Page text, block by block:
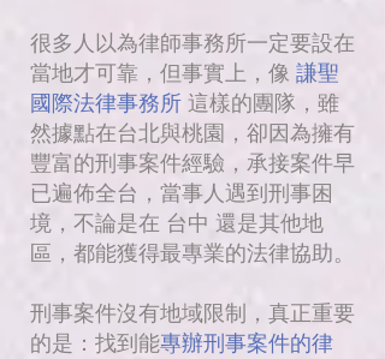
很多人以為律師事務所一定要設在
當地才可靠，但事實上，像 謙聖
國際法律事務所 這樣的團隊，雖
然據點在台北與桃園，卻因為擁有
豐富的刑事案件經驗，承接案件早
已遍佈全台，當事人遇到刑事困
境，不論是在 台中 還是其他地
區，都能獲得最專業的法律協助。
刑事案件沒有地域限制，真正重要
的是：找到能專辦刑事案件的律